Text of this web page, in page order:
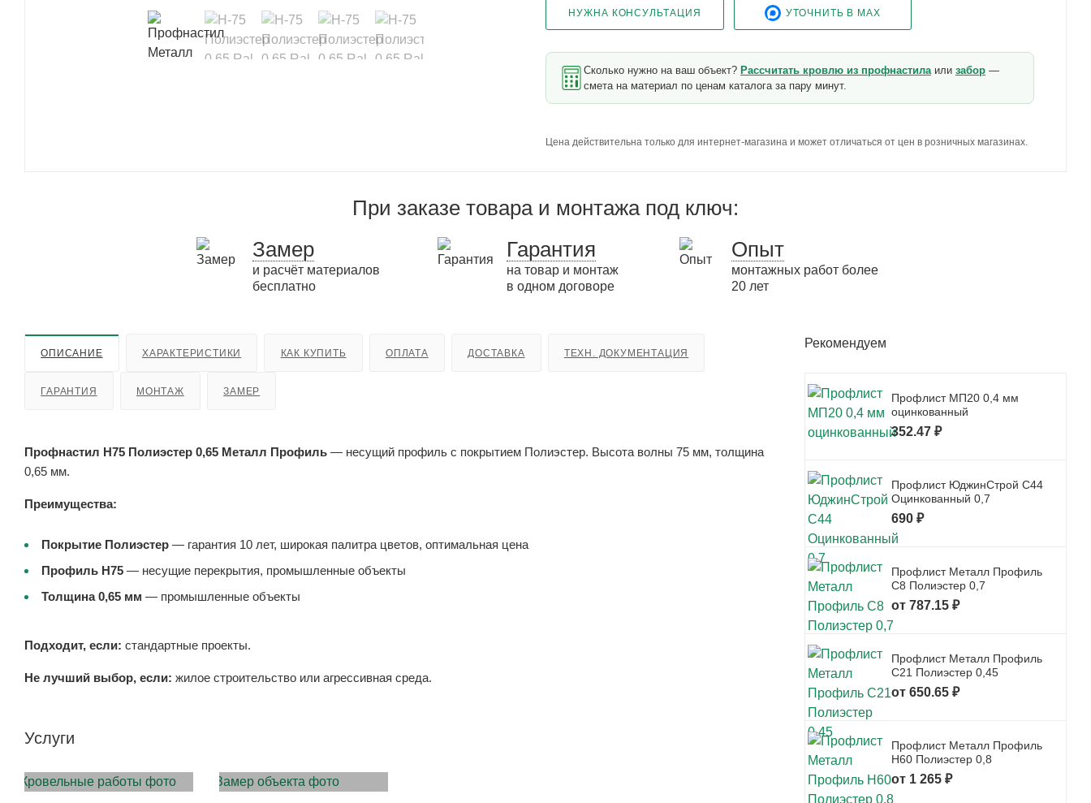
НУЖНА КОНСУЛЬТАЦИЯ УТОЧНИТЬ В MAX
Сколько нужно на ваш объект? Рассчитать кровлю из профнастилаили забор —
смета на материал по ценам каталога за пару минут.
Цена действительна только для интернет-магазина и может отличаться от цен в розничных магазинах.
При заказе товара и монтажа под ключ:
Замер
и расчёт материалов
бесплатно
Гарантия
на товар и монтаж
в одном договоре
Опыт
монтажных работ более
20 лет
ОПИСАНИЕ ХАРАКТЕРИСТИКИ КАК КУПИТЬ ОПЛАТА ДОСТАВКА ТЕХН. ДОКУМЕНТАЦИЯ
ГАРАНТИЯ МОНТАЖ ЗАМЕР
Профнастил Н75 Полиэстер 0,65 Металл Профиль — несущий профиль с покрытием Полиэстер. Высота волны 75 мм, толщина
0,65 мм.
Преимущества:
Покрытие Полиэстер — гарантия 10 лет, широкая палитра цветов, оптимальная цена
Профиль Н75 — несущие перекрытия, промышленные объекты
Толщина 0,65 мм — промышленные объекты
Подходит, если: стандартные проекты.
Не лучший выбор, если: жилое строительство или агрессивная среда.
Услуги
МОНТАЖ КРОВЛИ
Рекомендуем
Профлист МП20 0,4 мм
оцинкованный
352.47 ₽
Профлист ЮджинСтрой С44
Оцинкованный 0,7
690 ₽
Профлист Металл Профиль
С8 Полиэстер 0,7
от 787.15 ₽
Профлист Металл Профиль
С21 Полиэстер 0,45
от 650.65 ₽
Профлист Металл Профиль
Н60 Полиэстер 0,8
от 1 265 ₽